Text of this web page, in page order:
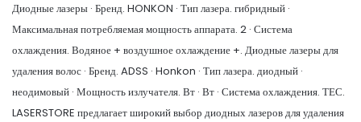
Диодные лазеры · Бренд. HONKON · Тип лазера. гибридный ·
Максимальная потребляемая мощность аппарата. 2 · Система
охлаждения. Водяное + воздушное охлаждение +. Диодные лазеры для
удаления волос · Бренд. ADSS · Honkon · Тип лазера. диодный ·
неодимовый · Мощность излучателя. Вт · Вт · Система охлаждения. ТЕС.
LASERSTORE предлагает широкий выбор диодных лазеров для удаления